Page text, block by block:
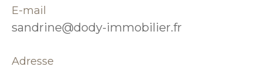
E-mail
sandrine@dody-immobilier.fr
Adresse